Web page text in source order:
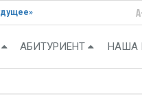
АБИТУРИЕНТ НАША